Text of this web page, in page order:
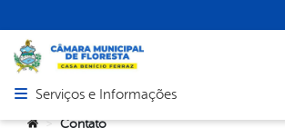
Abrir menu principal de navegação
Serviços e Informações
Você está aqui:
> Contato